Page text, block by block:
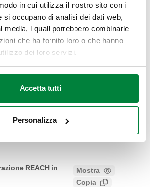
in cui utilizza il nostro sito con i
si occupano di analisi dei dati web,
media, i quali potrebbero combinarle
che ha fornito loro o che hanno
dei loro servizi.
Accetta tutti
Personalizza
PN 16. Accoppiamento con
1. Con doppio manometro inox in
REACH in
Mostra
Copia